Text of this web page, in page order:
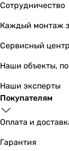
Сотрудничество
Каждый монтаж
Сервисный центр
Наши объекты,
Наши эксперты
Покупателям
Оплата и
Гарантия